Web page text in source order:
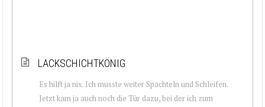
LACKSCHICHTKÖNIG
Es hilft ja nix. Ich musste weiter Spachteln und Schleifen.
Jetzt kam ja auch noch die Tür dazu, bei der ich zum